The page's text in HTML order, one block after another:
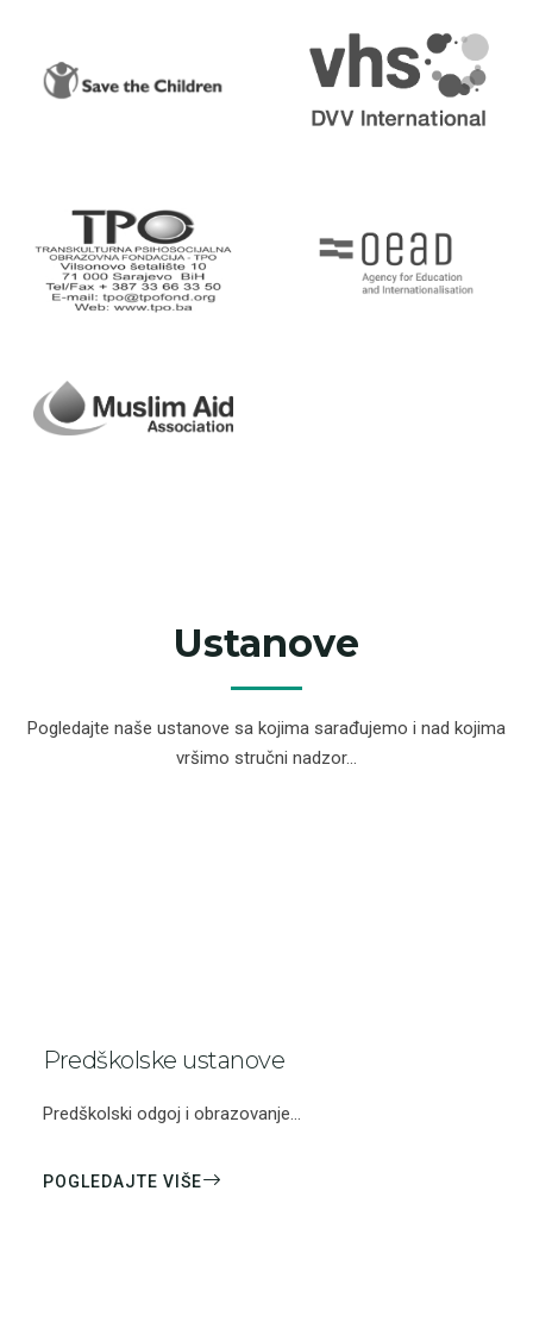
Ustanove
Pogledajte naše ustanove sa kojima sarađujemo i nad kojima
vršimo stručni nadzor...
Predškolske ustanove
Predškolski odgoj i obrazovanje...
POGLEDAJTE VIŠE